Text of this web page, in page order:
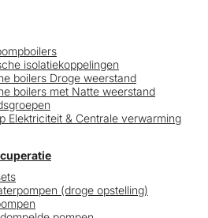
isolatiekoppelingen
boilers Droge weerstand
boilers met Natte weerstand
Elektriciteit & Centrale verwarming
(droge opstelling)